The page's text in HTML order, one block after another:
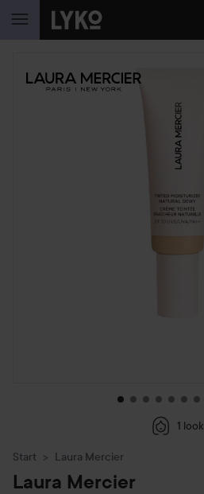
HOPPA TILL INNEHÅLLET
HOPPA ÖVER SEKTIONEN
1 look
Start Laura Mercier
Laura Mercier